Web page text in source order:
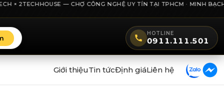
× 2TECHHOUSE — CHỢ CÔNG NGHỆ UY TÍN TẠI TPHCM · MINH
HOTLINE
0911.111.501
Giới thiệuTin tứcĐịnh giáLiên hệ